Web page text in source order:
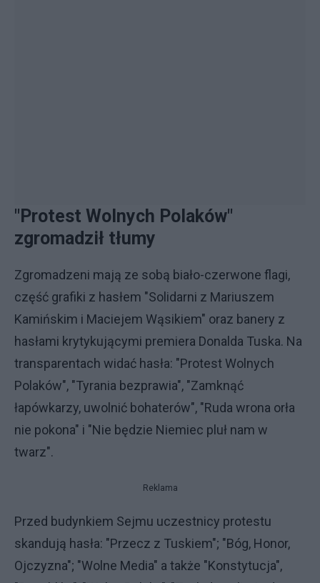
"Protest Wolnych Polaków"
zgromadził tłumy
Zgromadzeni mają ze sobą biało-czerwone flagi,
część grafiki z hasłem "Solidarni z Mariuszem
Kamińskim i Maciejem Wąsikiem" oraz banery z
hasłami krytykującymi premiera Donalda Tuska. Na
transparentach widać hasła: "Protest Wolnych
Polaków", "Tyrania bezprawia", "Zamknąć
łapówkarzy, uwolnić bohaterów", "Ruda wrona orła
nie pokona" i "Nie będzie Niemiec pluł nam w
twarz".
Reklama
Przed budynkiem Sejmu uczestnicy protestu
skandują hasła: "Przecz z Tuskiem"; "Bóg, Honor,
Ojczyzna"; "Wolne Media" a także "Konstytucja",